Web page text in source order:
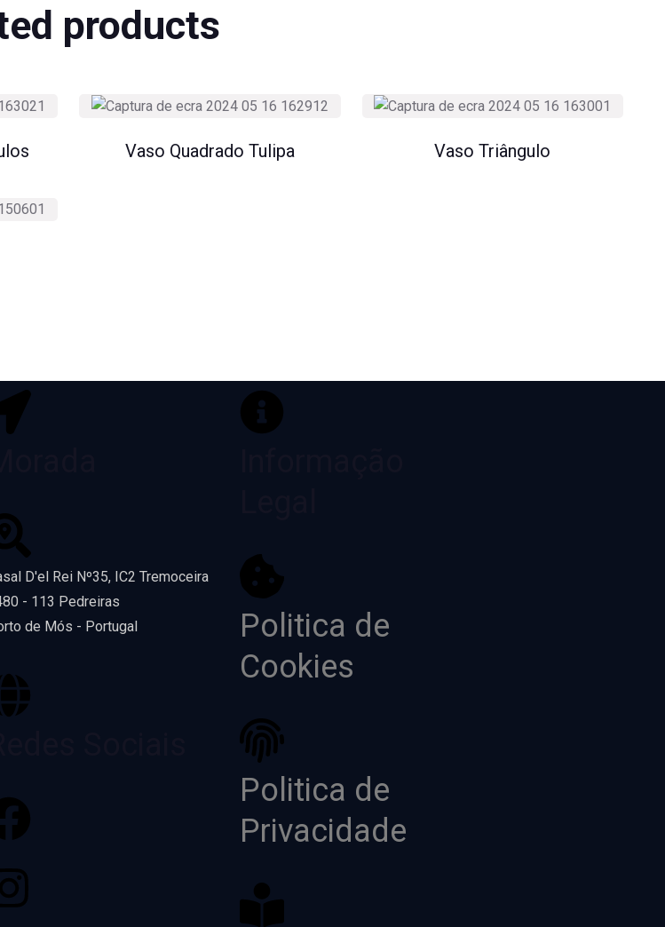
products
Vaso Quadrado Tulipa Vaso Triângulo
D'el Rei Nº35, IC2 Tremoceira
- 113 Pedreiras
de Mós - Portugal
Politica de
Cookies
Politica de
Privacidade